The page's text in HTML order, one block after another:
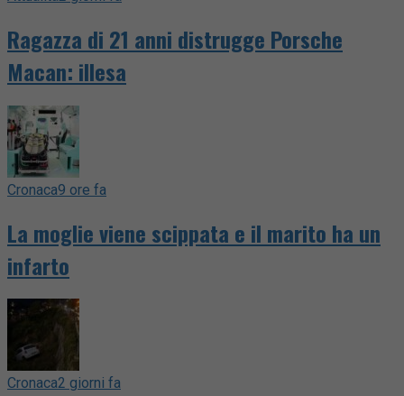
Ragazza di 21 anni distrugge Porsche
Macan: illesa
Cronaca9 ore fa
La moglie viene scippata e il marito ha un
infarto
Cronaca2 giorni fa